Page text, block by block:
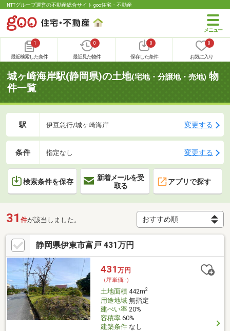
NTTグループ運営の不動産総合サイト goo住宅・不動産
1
最近検索した条件
0
最近見た物件
0
保存した条件
0
お気に入り
城ヶ崎海岸駅(静岡県)の土地(宅地・分譲地・売地) 物
件一覧
駅 伊豆急行/城ヶ崎海岸 変更する
条件 指定なし 変更する
検索条件を保存
新着メールを受
取る
アプリで探す
31 件が該当しました。
静岡県伊東市富戸 431万円
431 万円
（坪単価:-）
土地面積442m2
用途地域無指定
建ぺい率20%
容積率60%
建築条件なし